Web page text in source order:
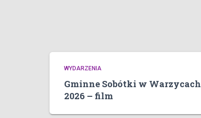
WYDARZENIA
Gminne Sobótki w Warzycach
2026 – film